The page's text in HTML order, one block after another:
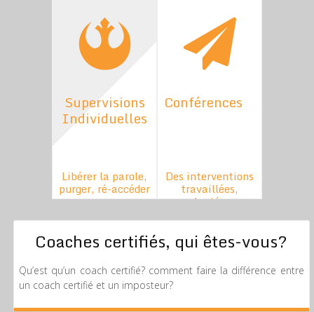
ensemble accompagne?
Supervisions
Individuelles
Libérer la parole,
purger, ré-accéder
au sens
Conférences
Des interventions
travaillées,
adaptées,
Coaches certifiés, qui êtes-vous?
Qu’est qu’un coach certifié? comment faire la différence entre
un coach certifié et un imposteur?